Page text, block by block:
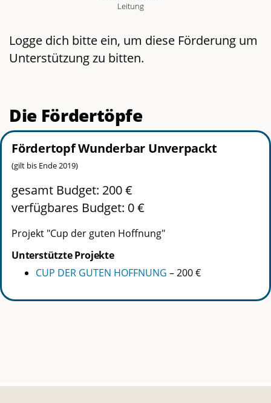
Leitung
Logge dich bitte ein, um diese Förderung um
Unterstützung zu bitten.
Die Fördertöpfe
Fördertopf Wunderbar Unverpackt
(gilt bis Ende 2019)
gesamt Budget: 200 €
verfügbares Budget: 0 €
Projekt "Cup der guten Hoffnung"
Unterstützte Projekte
CUP DER GUTEN HOFFNUNG –200 €